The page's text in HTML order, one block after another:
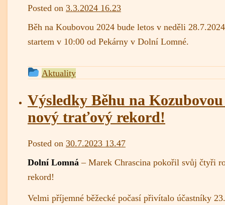
Posted on 3.3.2024 16.23
Běh na Koubovou 2024 bude letos v neděli
startem v 10:00 od Pekárny v Dolní Lomné.
This
was
posted
in
Aktuality
Výsledky Běhu na Kozubovou
nový traťový rekord!
Posted on 30.7.2023 13.47
Dolní Lomná– Marek Chrascina pokořil svůj čtyři
rekord!
Velmi příjemné běžecké počasí přivítalo účastníky